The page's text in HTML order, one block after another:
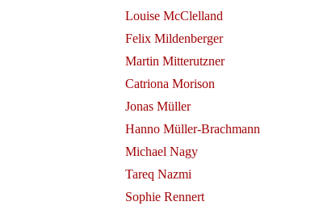
Louise McClelland
Felix Mildenberger
Martin Mitterutzner
Catriona Morison
Jonas Müller
Hanno Müller-Brachmann
Michael Nagy
Tareq Nazmi
Sophie Rennert